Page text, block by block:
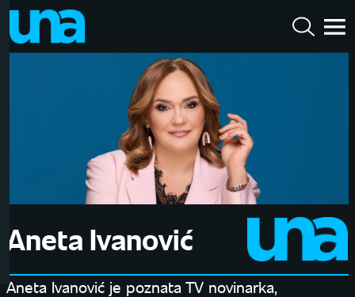
Aneta Ivanović
Aneta Ivanović je poznata TV novinarka,